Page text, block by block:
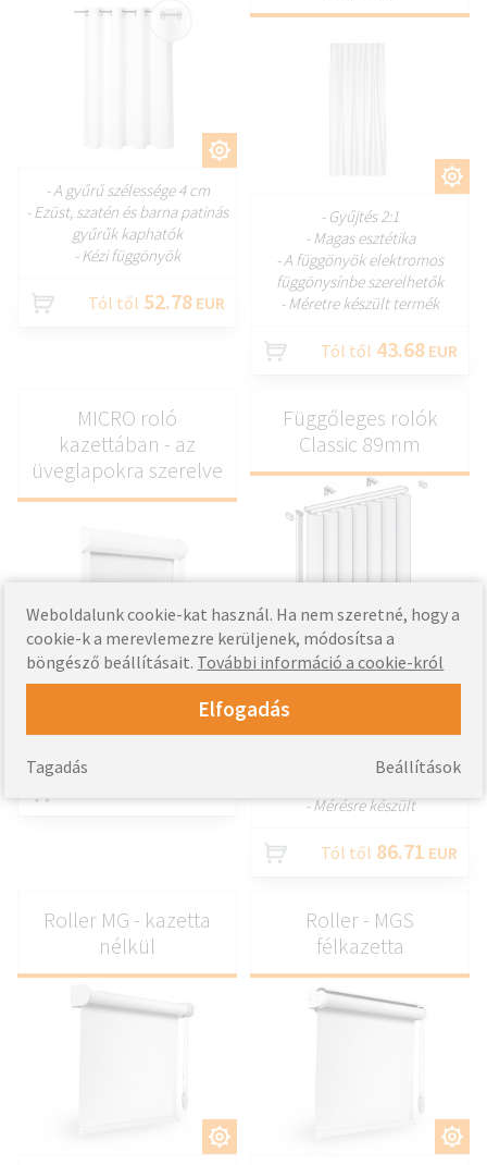
- A gyűrű szélessége 4 cm
- Ezüst, szatén és barna patinás
gyűrűk kaphatók
- Kézi függönyök
Tól től 52.78 EUR
- Gyűjtés 2:1
- Magas esztétika
- A függönyök elektromos
függönysínbe szerelhetők
- Méretre készült termék
Tól től 43.68 EUR
TESTRESZAB
MICRO roló
kazettában - az
üveglapokra szerelve
- Ultra kompakt kialakítás
- A szövet a térvezetők
TESTRESZAB
Függőleges rolók
Classic 89mm
- 89 mm-es lécszélességgel
- Ereszcsatorna 3 színben
- Elektromos hajtás opció
- Falra vagy mennyezetre
- Mérésre készült
Tól től 86.71 EUR
Roller MG - kazetta
nélkül
Roller - MGS
félkazetta
Weboldalunk cookie-kat használ. Ha nem szeretné, hogy a
cookie-k a merevlemezre kerüljenek, módosítsa a
böngésző beállításait. További információ a cookie-król
Elfogadás
Beállítások
Tagadás